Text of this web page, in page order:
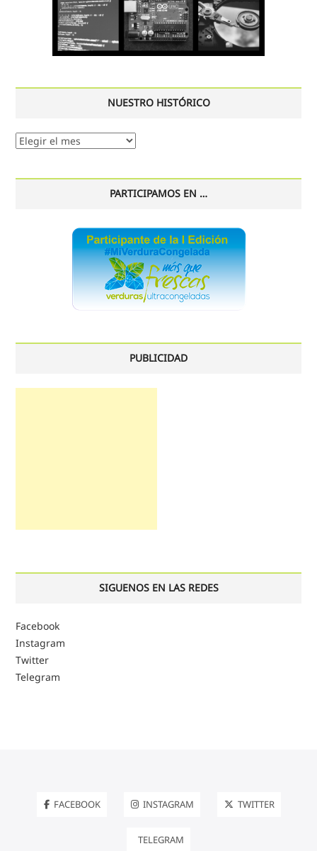
NUESTRO HISTÓRICO
Nuestro
PARTICIPAMOS EN …
PUBLICIDAD
SIGUENOS EN LAS REDES
Facebook
Instagram
Twitter
Telegram
FACEBOOK INSTAGRAM TWITTER
TELEGRAM